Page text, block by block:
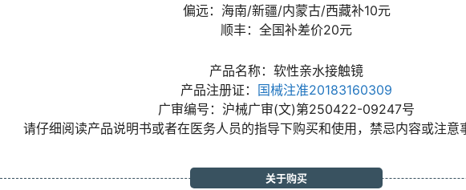
偏远：海南/新疆/内蒙古/西藏补10元
顺丰：全国补差价20元
产品名称：软性亲水接触镜
产品注册证： 国械注准20183160309
广审编号：沪械广审(文)第250422-09247号
请仔细阅读产品说明书或者在医务人员的指导下购买和使用，禁忌内容或注意
关于购买